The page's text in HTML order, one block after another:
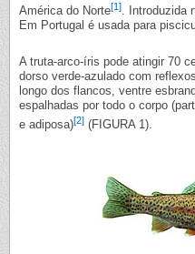
América do Norte[1]. Introduzida
Em Portugal é usada para
A truta-arco-íris pode atingir 70
dorso verde-azulado com
longo dos flancos, ventre
espalhadas por todo o corpo
e adiposa)[2] (FIGURA 1).